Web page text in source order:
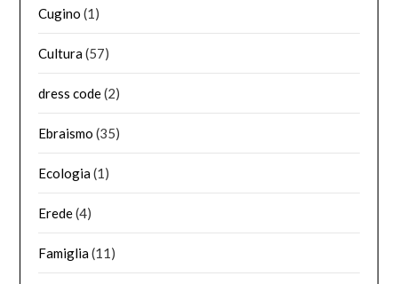
Cugino (1)
Cultura(57)
dress code(2)
Ebraismo (35)
Ecologia(1)
Erede(4)
Famiglia(11)